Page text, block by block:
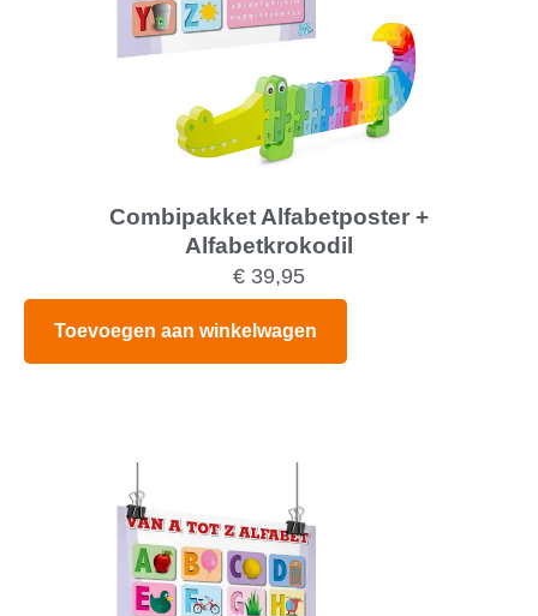
Combipakket Alfabetposter +
Alfabetkrokodil
€ 39,95
Toevoegen aan winkelwagen